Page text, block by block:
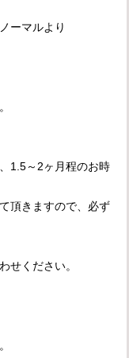
ーマルより
1.5～2ヶ月程のお時
頂きますので、必ず
せください。